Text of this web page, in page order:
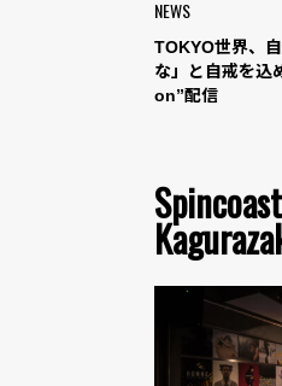
NEWS
TOKYO世界、
な」と自戒を込
on”配信